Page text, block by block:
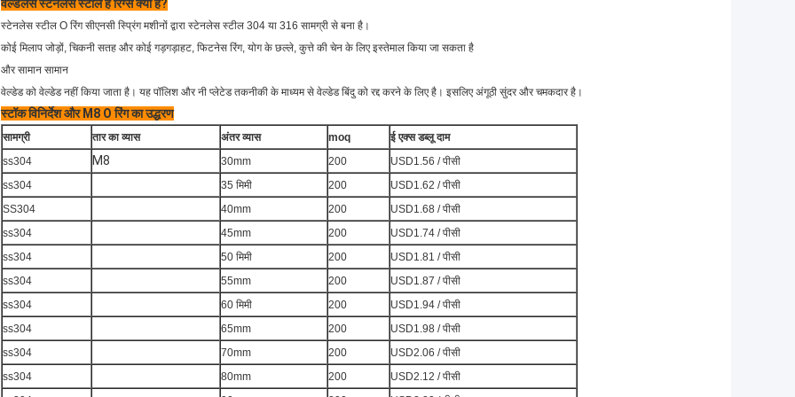
वेल्डलेस स्टेनलेस स्टील हे रिंग्स क्या है?
स्टेनलेस स्टील O रिंग सीएनसी स्प्रिंग मशीनों द्वारा स्टेनलेस स्टील 304 या 316 सामग्री से बना है।
कोई मिलाप जोड़ों, चिकनी सतह और कोई गड़गड़ाहट, फिटनेस रिंग, योग के छल्ले, कुत्ते की चेन के लिए इस्तेमाल किया जा सकता है
और सामान सामान
वेल्डेड को वेल्डेड नहीं किया जाता है। यह पॉलिश और नी प्लेटेड तकनीकी के माध्यम से वेल्डेड बिंदु को रद्द करने के लिए है। इसलिए अंगूठी सुंदर और चमकदार है।
स्टॉक विनिर्देश और M8 O रिंग का उद्धरण
सामग्री तार का व्यास अंतर व्यास moq
ई एक्स डब्लू दाम
ss304
M8 30mm 200
USD1.56 / पीसी
ss304
35 मिमी 200
USD1.62 / पीसी
SS304
40mm 200
USD1.68 / पीसी
ss304
45mm 200
USD1.74 / पीसी
ss304
50 मिमी 200
USD1.81 / पीसी
ss304
55mm 200
USD1.87 / पीसी
ss304
60 मिमी 200
USD1.94 / पीसी
ss304
65mm 200
USD1.98 / पीसी
ss304
70mm 200
USD2.06 / पीसी
ss304
80mm 200
USD2.12 / पीसी